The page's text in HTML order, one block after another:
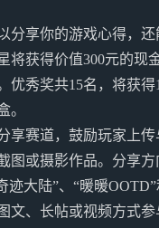
分享你的游戏心得，还
将获得价值300元的现
优秀奖共15名，将获
。
享赛道，鼓励玩家上
图或摄影作品。分享
迹大陆”、“暖暖
文、长帖或视频方式